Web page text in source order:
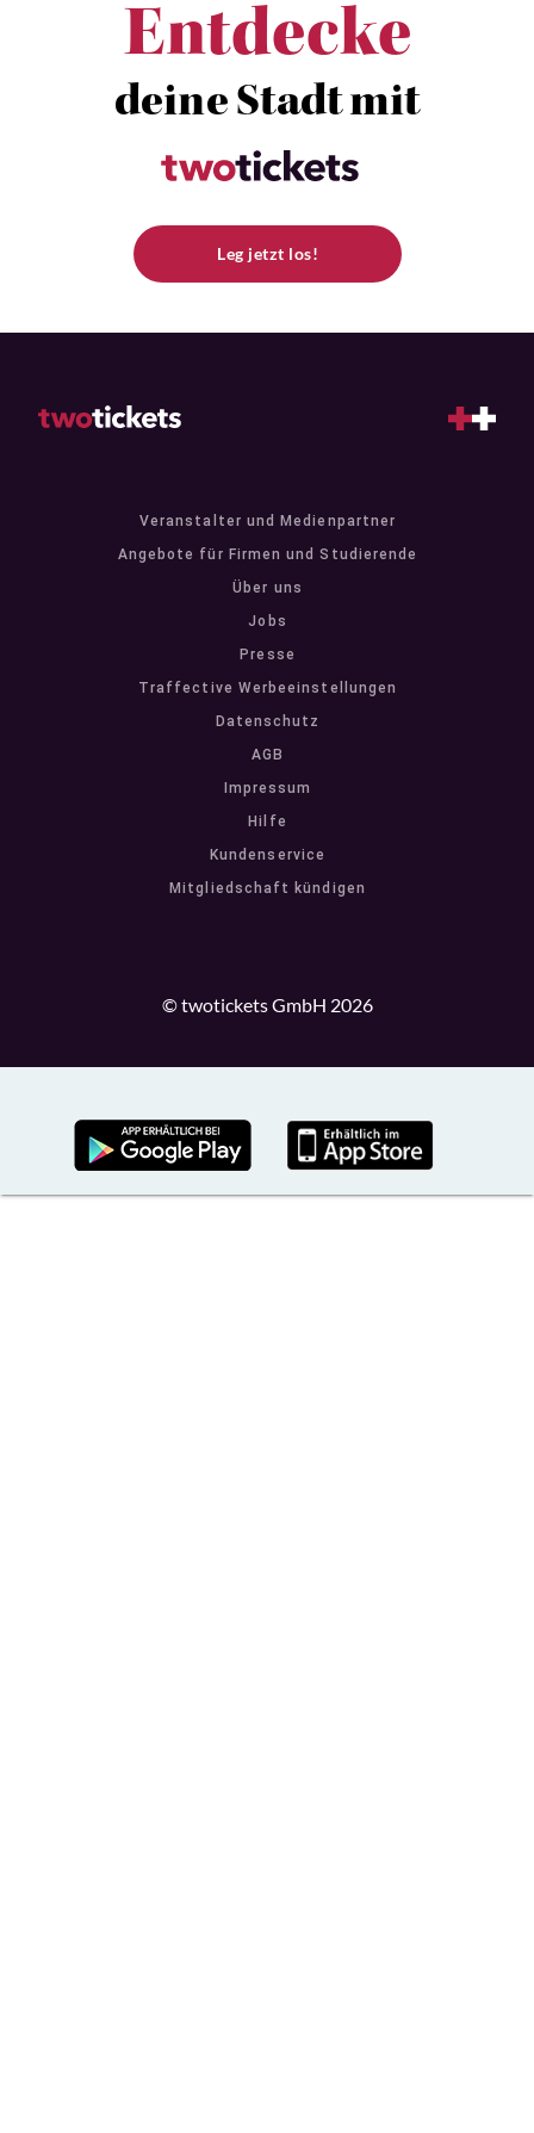
Entdecke
deine Stadt mit
Leg jetzt los!
Veranstalter und Medienpartner
Angebote für Firmen und Studierende
Über uns
Jobs
Presse
Traffective Werbeeinstellungen
Datenschutz
AGB
Impressum
Hilfe
Kundenservice
Mitgliedschaft kündigen
© twotickets GmbH 2026